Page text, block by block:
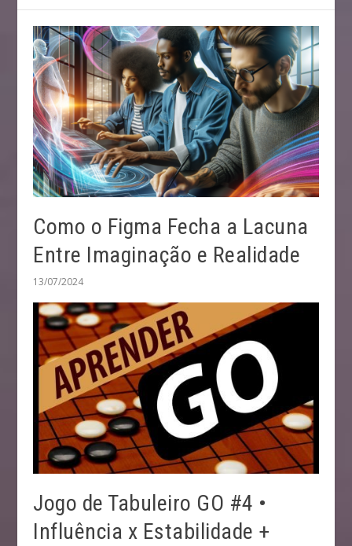
Como o Figma Fecha a Lacuna
Entre Imaginação e Realidade
13/07/2024
Jogo de Tabuleiro GO #4 •
Influência x Estabilidade +